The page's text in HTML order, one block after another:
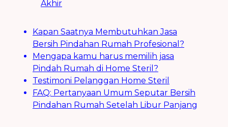
Akhir
Kapan Saatnya Membutuhkan Jasa
Bersih Pindahan Rumah Profesional?
Mengapa kamu harus memilih jasa
Pindah Rumah di Home Steril?
Testimoni Pelanggan Home Steril
FAQ: Pertanyaan Umum Seputar Bersih
Pindahan Rumah Setelah Libur Panjang